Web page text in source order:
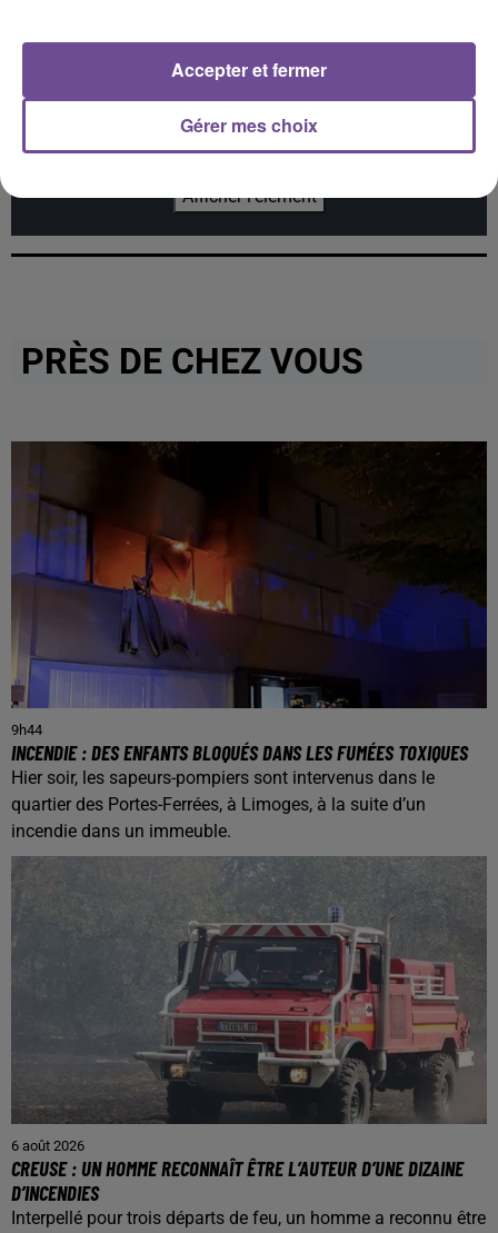
Cet élément est masqué compte-tenu du refus du
souhaitez l'afficher, merci de nous donner votre accord
Afficher l'élément
PRÈS DE CHEZ VOUS
9h44
INCENDIE : DES ENFANTS BLOQUÉS DANS LES FUMÉES TOXIQUES
Hier soir, les sapeurs-pompiers sont intervenus dans le
quartier des Portes-Ferrées, à Limoges, à la suite d’un
incendie dans un immeuble.
6 août 2026
CREUSE : UN HOMME RECONNAÎT ÊTRE L’AUTEUR D’UNE DIZAINE
D’INCENDIES
Interpellé pour trois départs de feu, un homme a reconnu être
Gérer mes choix
Accepter et fermer